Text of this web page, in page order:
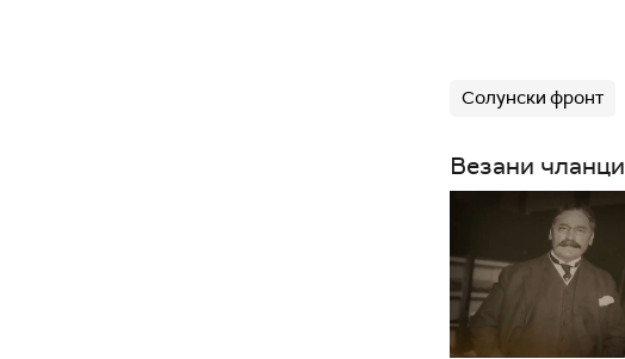
Солунски фронт
Везани чланци